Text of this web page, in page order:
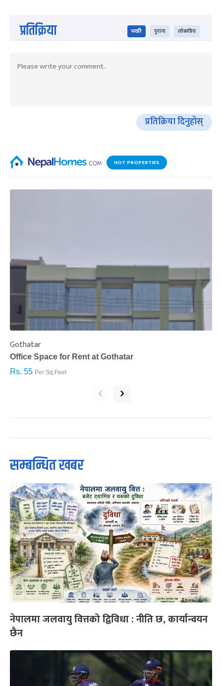
प्रतिक्रिया भर्खरै पुराना लोकप्रिय
प्रतिक्रिया दिनुहोस्
HOT PROPERTIES
Gothatar
Office Space for Rent at Gothatar
Rs. 55 Per Sq.Feet
‹ ›
सम्बन्धित खबर
नेपालमा जलवायु वित्तको द्विविधा : नीति छ, कार्यान्वयन
छैन